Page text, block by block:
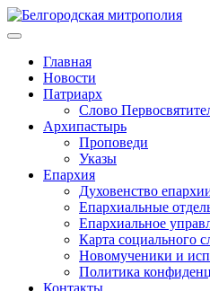
Главная
Новости
Патриарх
Слово
Архипастырь
Проповеди
Указы
Епархия
Духовенство
Епархиальные
Епархиальное
Карта социального
Новомученики и
Политика
Контакты